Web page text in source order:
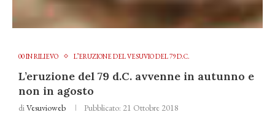
00 IN RILIEVO L’ERUZIONE DEL VESUVIO DEL 79 D.C.
L’eruzione del 79 d.C. avvenne in autunno e
non in agosto
diVesuvioweb Pubblicato: 21 Ottobre 2018